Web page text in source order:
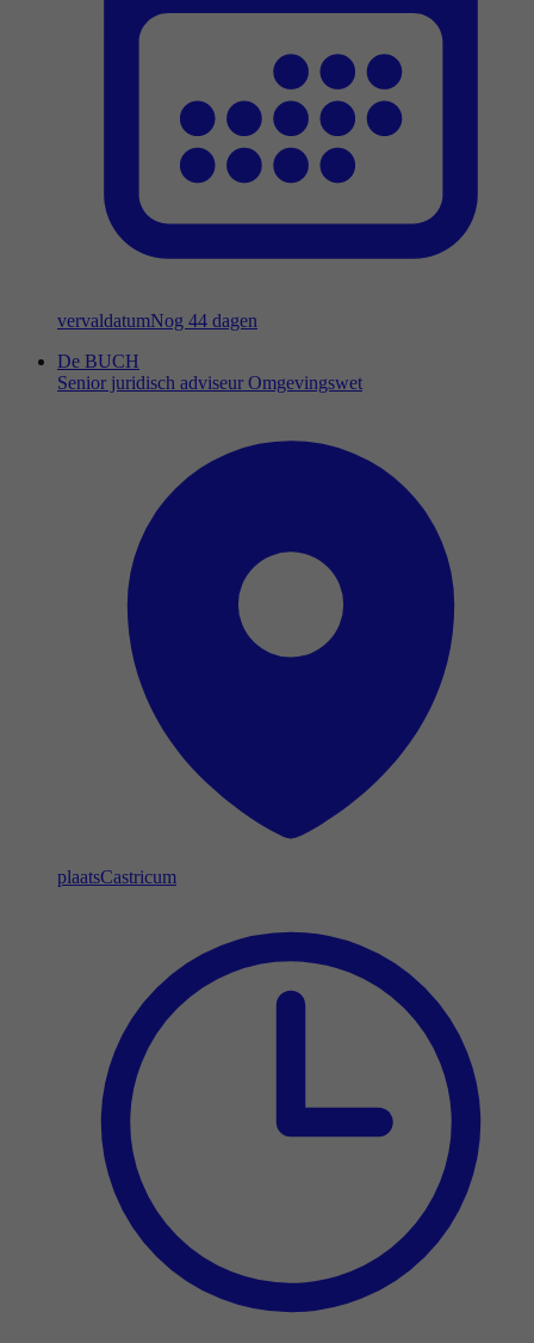
vervaldatumNog 44 dagen
De BUCH
Senior juridisch adviseur Omgevingswet
plaatsCastricum